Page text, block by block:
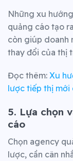
Những xu
quảng cáo tạo
còn giúp doanh
thay đổi của thị
Đọc thêm: Xu
lược tiếp thị mới
5. Lựa chọn
cáo
Chọn agency
lược, cần cân